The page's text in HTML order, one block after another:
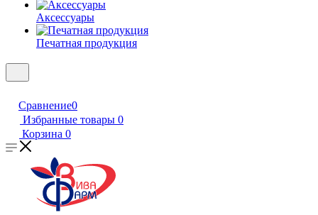
Аксессуары
Печатная продукция
Сравнение0
Избранные товары 0
Корзина 0